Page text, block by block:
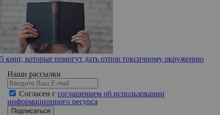
5 книг, которые помогут дать отпор токсичному окружению
Наши рассылки
Согласен с соглашением об использовании
информационного ресурса
Подписаться